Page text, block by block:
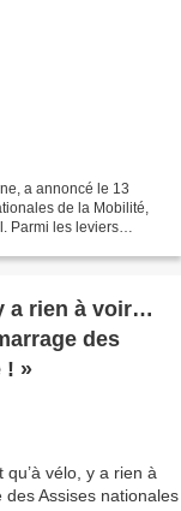
a annoncé le 13
de la Mobilité,
Parmi les leviers
a rien à voir…
des
! »